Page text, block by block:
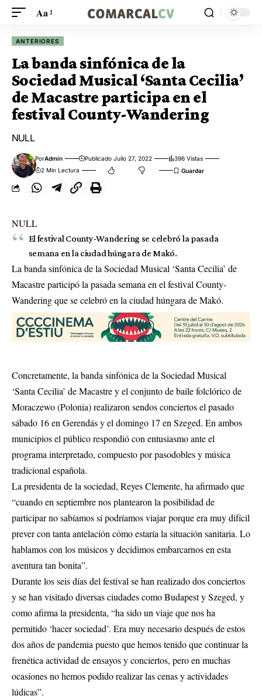
Aa
ANTERIORES
La banda sinfónica de la
Sociedad Musical ‘Santa Cecilia’
de Macastre participa en el
festival County-Wandering
NULL
PorAdmin Publicado Julio 27, 2022
396 Vistas
2 Min Lectura
NULL
El festival County-Wandering se celebró la pasada
semana en la ciudad húngara de Makó.
La banda sinfónica de la Sociedad Musical ‘Santa Cecilia’ de
Macastre participó la pasada semana en el festival County-
Wandering que se celebró en la ciudad húngara de Makó.
Concretamente, la banda sinfónica de la Sociedad Musical
‘Santa Cecilia’ de Macastre y el conjunto de baile folclórico de
Moraczewo (Polonia) realizaron sendos conciertos el pasado
sábado 16 en Gerendás y el domingo 17 en Szeged. En ambos
municipios el público respondió con entusiasmo ante el
programa interpretado, compuesto por pasodobles y música
tradicional española.
La presidenta de la sociedad, Reyes Clemente, ha afirmado que
“cuando en septiembre nos plantearon la posibilidad de
participar no sabíamos si podríamos viajar porque era muy difícil
prever con tanta antelación cómo estaría la situación sanitaria. Lo
hablamos con los músicos y decidimos embarcarnos en esta
aventura tan bonita”.
Durante los seis días del festival se han realizado dos conciertos
y se han visitado diversas ciudades como Budapest y Szeged, y
como afirma la presidenta, “ha sido un viaje que nos ha
permitido ‘hacer sociedad’. Era muy necesario después de estos
dos años de pandemia puesto que hemos tenido que continuar la
frenética actividad de ensayos y conciertos, pero en muchas
ocasiones no hemos podido realizar las cenas y actividades
lúdicas”.